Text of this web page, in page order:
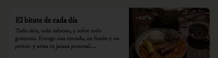
-20%
El bitute de cada día
Todo rico, todo sabroso, y sobre todo
generoso. Escoge una entrada, un fondo y un
postre; y arma tu jarana personal.